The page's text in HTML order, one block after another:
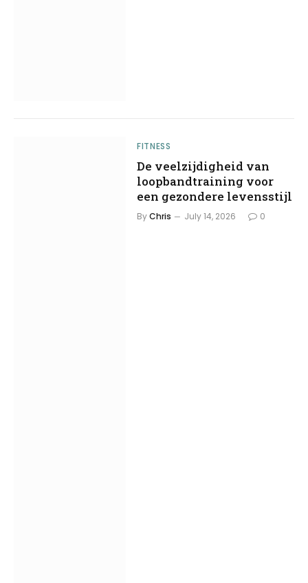
FITNESS
De veelzijdigheid van
loopbandtraining voor
een gezondere levensstijl
ByChris July 14, 2026 0